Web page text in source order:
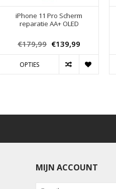
iPhone 11 Pro Scherm
reparatie AA+ OLED
€179,99 €139,99
OPTIES
MIJN ACCOUNT